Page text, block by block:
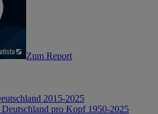
Zum Report
2015-2025
pro Kopf 1950-2025